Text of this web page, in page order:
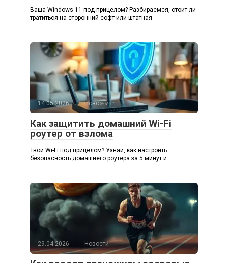
Ваша Windows 11 под прицелом? Разбираемся, стоит ли
тратиться на сторонний софт или штатная
14.05.2026 Новости
Как защитить домашний Wi-Fi
роутер от взлома
Твой Wi-Fi под прицелом? Узнай, как настроить
безопасность домашнего роутера за 5 минут и
29.04.2026 Новости